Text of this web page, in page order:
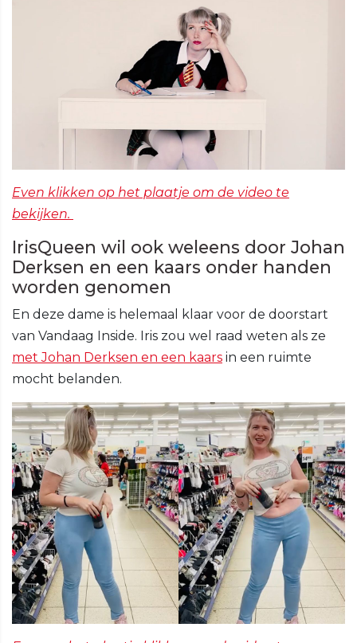
Even klikken op het plaatje om de video te
bekijken.
IrisQueen wil ook weleens door Johan
Derksen en een kaars onder handen
worden genomen
En deze dame is helemaal klaar voor de doorstart
van Vandaag Inside. Iris zou wel raad weten als ze
met Johan Derksen en een kaars in een ruimte
mocht belanden.